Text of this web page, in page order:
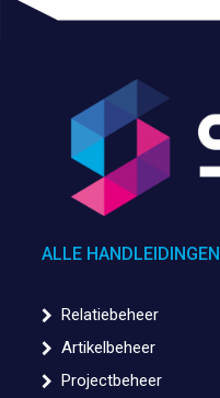
ALLE HANDLEIDINGEN
Relatiebeheer
Artikelbeheer
Projectbeheer